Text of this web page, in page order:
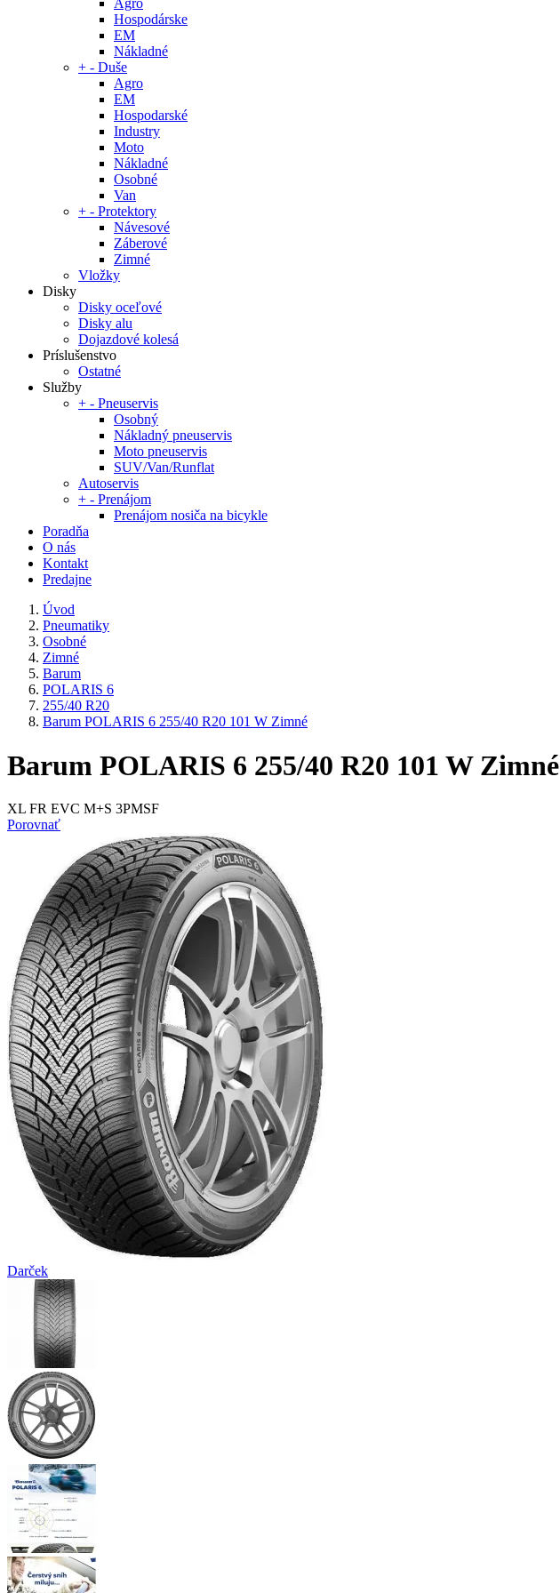
Agro
Hospodárske
EM
Nákladné
+ - Duše
Agro
EM
Hospodarské
Industry
Moto
Nákladné
Osobné
Van
+ - Protektory
Návesové
Záberové
Zimné
Vložky
Disky
Disky oceľové
Disky alu
Dojazdové kolesá
Príslušenstvo
Ostatné
Služby
+ - Pneuservis
Osobný
Nákladný pneuservis
Moto pneuservis
SUV/Van/Runflat
Autoservis
+ - Prenájom
Prenájom nosiča na bicykle
Poradňa
O nás
Kontakt
Predajne
Úvod
Pneumatiky
Osobné
Zimné
Barum
POLARIS 6
255/40 R20
Barum POLARIS 6 255/40 R20 101 W Zimné
Barum POLARIS 6 255/40 R20 101 W Zimné
XL FR EVC M+S 3PMSF
Porovnať
Darček